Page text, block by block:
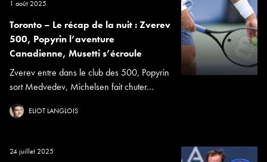
1 août 2025
Toronto – Le récap de la nuit : Zverev
500, Popyrin l’aventure
Canadienne, Musetti s’écroule
Zverev entre dans le club des 500, Popyrin
sort Medvedev, Michelsen fait chuter...
ELIOT LANGLOIS
24 juillet 2025